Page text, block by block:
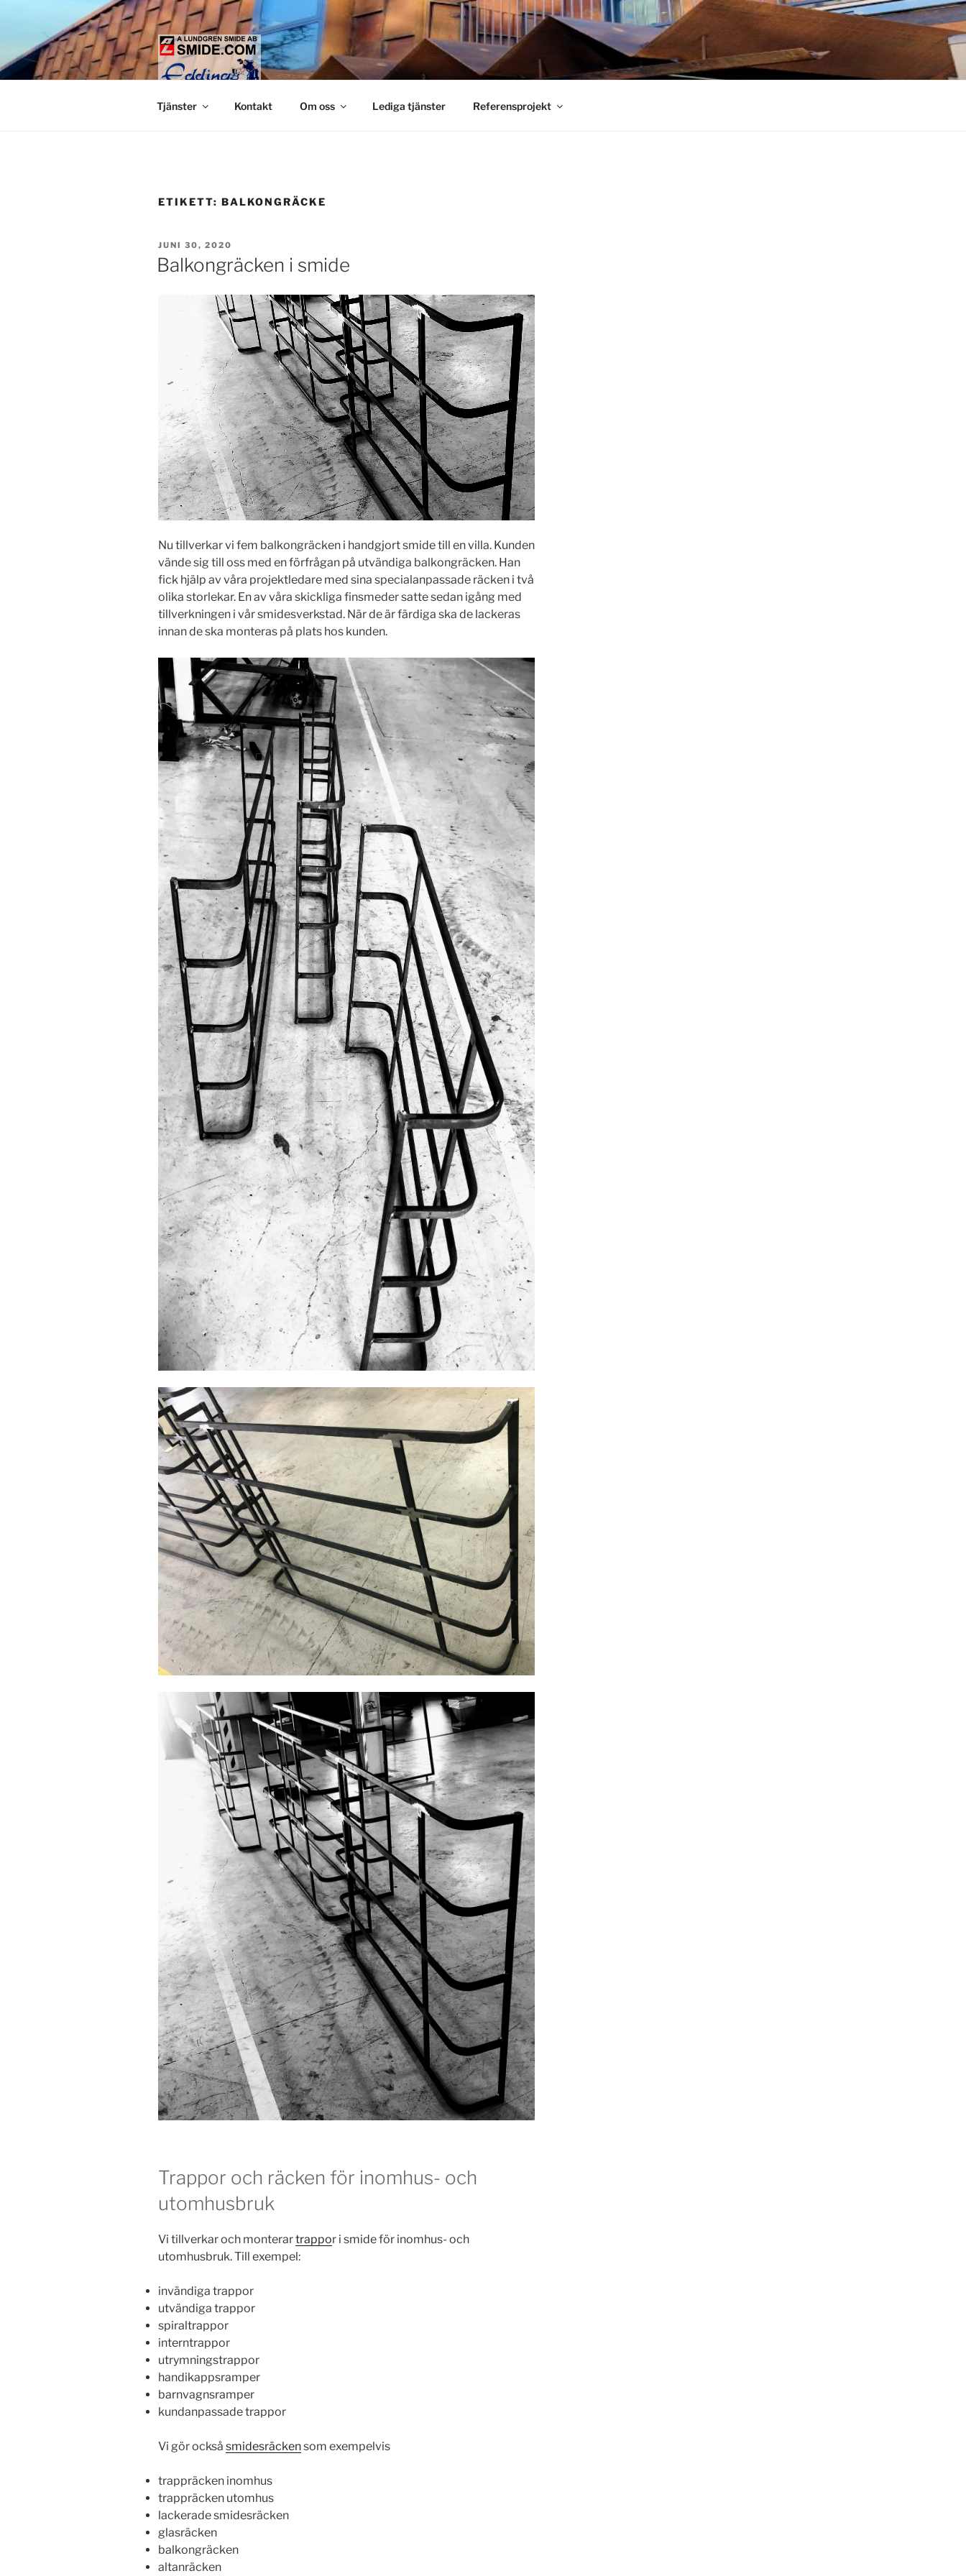
innehåll
LUNDGRENS SMIDE
Smide och glaspartier i Stockholm
Tjänster Kontakt Om oss Lediga tjänster Referensprojekt
ETIKETT: BALKONGRÄCKE
PUBLICERAT
JUNI 30, 2020
Balkongräcken i smide
Nu tillverkar vi fem balkongräcken i handgjort smide till en villa. Kunden
vände sig till oss med en förfrågan på utvändiga balkongräcken. Han
fick hjälp av våra projektledare med sina specialanpassade räcken i två
olika storlekar. En av våra skickliga finsmeder satte sedan igång med
tillverkningen i vår smidesverkstad. När de är färdiga ska de lackeras
innan de ska monteras på plats hos kunden.
Trappor och räcken för inomhus- och
utomhusbruk
Vi tillverkar och monterartrappor i smide för inomhus- och
utomhusbruk. Till exempel:
invändiga trappor
utvändiga trappor
spiraltrappor
interntrappor
utrymningstrappor
handikappsramper
barnvagnsramper
kundanpassade trappor
Vi gör också smidesräckensom exempelvis
trappräcken inomhus
trappräcken utomhus
lackerade smidesräcken
glasräcken
balkongräcken
altanräcken